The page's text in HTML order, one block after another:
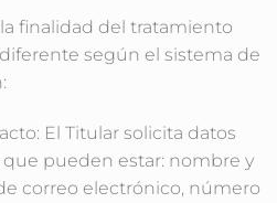
finalidad del tratamiento
según el sistema de
El Titular solicita datos
pueden estar: nombre y
correo electrónico, número